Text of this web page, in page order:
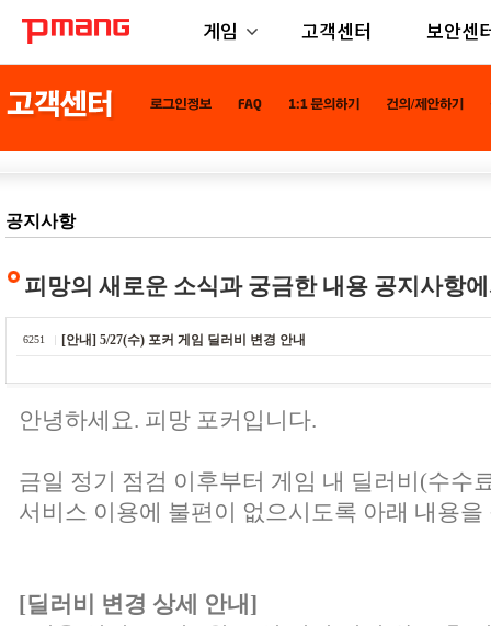
게임 고객센터 보안센
공지사항
피망의 새로운 소식과 궁금한 내용 공지사항
6251 [안내] 5/27(수) 포커 게임 딜러비 변경 안내
안녕하세요. 피망 포커입니다.
금일 정기 점검 이후부터 게임 내 딜러비(수수
서비스 이용에 불편이 없으시도록 아래 내용
[딜러비 변경 상세 안내]